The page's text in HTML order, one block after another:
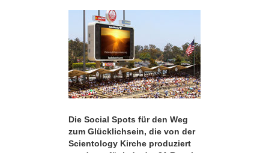
Die Social Spots für den Weg
zum Glücklichsein, die von der
Scientology Kirche produziert